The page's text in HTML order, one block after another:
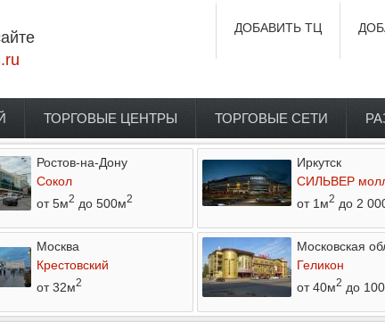
ДОБАВИТЬ ТЦ
ТОРГОВЫЕ ЦЕНТРЫ ТОРГОВЫЕ СЕТИ
Ростов-на-Дону
Сокол
от 5м2 до 500м2
Иркутск
СИЛЬВЕР
от 1м2 до 2
Москва
Крестовский
от 32м2
Московская
Геликон
от 40м2 до